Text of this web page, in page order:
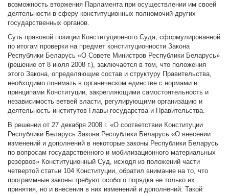
возможность вторжения Парламента при осуществлении им своей
деятельности в сферу конституционных полномочий других
государственных органов.
Суть правовой позиции Конституционного Суда, сформулированной
по итогам проверки на предмет конституционности Закона
Республики Беларусь «О Совете Министров Республики Беларусь»
(решение от 8 июля 2008 г.), заключается в том, что положения
этого Закона, определяющие состав и структуру Правительства,
необходимо понимать в органическом единстве с нормами и
принципами Конституции, закрепляющими самостоятельность и
независимость ветвей власти, регулирующими организацию и
деятельность институтов Главы государства и Правительства.
В решении от 27 декабря 2008 г. «О соответствии Конституции
Республики Беларусь Закона Республики Беларусь «О внесении
изменений и дополнений в некоторые законы Республики Беларусь
по вопросам государственного и мобилизационного материальных
резервов» Конституционный Суд, исходя из положений части
четвертой статьи 104 Конституции, обратил внимание на то, что
программные законы требуют особого порядка не только их
принятия, но и внесения в них изменений и дополнений. Такой